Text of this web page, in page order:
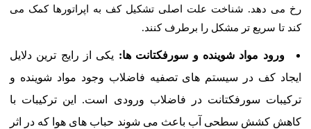
رخ می دهد. شناخت علت اصلی تشکیل کف به اپراتورها کمک می
کند تا سریع تر مشکل را برطرف کنند.
ورود مواد شوینده و سورفکتانت ها: یکی از رایج ترین دلایل
ایجاد کف در سیستم های تصفیه فاضلاب وجود مواد شوینده و
ترکیبات سورفکتانت در فاضلاب ورودی است. این ترکیبات با
کاهش کشش سطحی آب باعث می شوند حباب های هوا که در اثر